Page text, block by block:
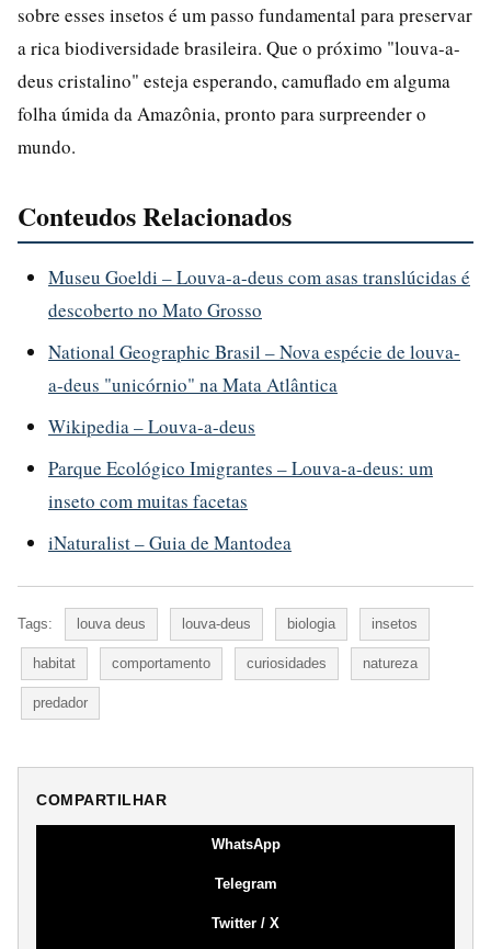
sobre esses insetos é um passo fundamental para preservar
a rica biodiversidade brasileira. Que o próximo "louva-a-
deus cristalino" esteja esperando, camuflado em alguma
folha úmida da Amazônia, pronto para surpreender o
mundo.
Conteudos Relacionados
Museu Goeldi – Louva-a-deus com asas translúcidas é
descoberto no Mato Grosso
National Geographic Brasil – Nova espécie de louva-
a-deus "unicórnio" na Mata Atlântica
Wikipedia – Louva-a-deus
Parque Ecológico Imigrantes – Louva-a-deus: um
inseto com muitas facetas
iNaturalist – Guia de Mantodea
Tags: louva deus louva-deus biologia insetos
habitat comportamento curiosidades natureza
predador
COMPARTILHAR
WhatsApp
Telegram
Twitter / X